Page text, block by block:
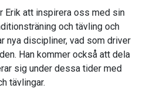
Erik att inspirera oss med sin
och tävling och
nya discipliner, vad som driver
Han kommer också att dela
sig under dessa tider med
tävlingar.